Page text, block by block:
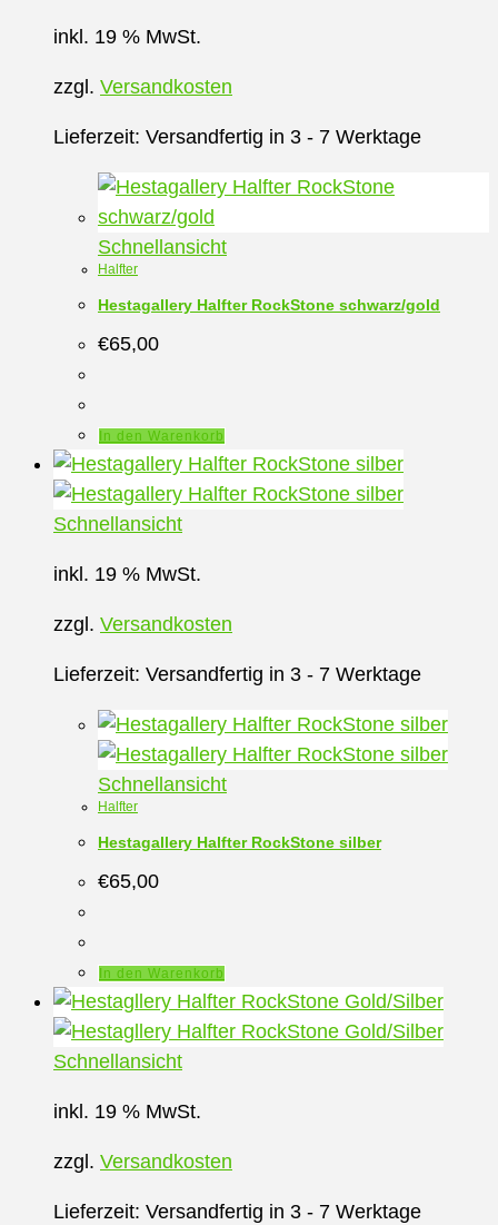
inkl. 19 % MwSt.
zzgl. Versandkosten
Lieferzeit: Versandfertig in 3 - 7 Werktage
Schnellansicht
Halfter
Hestagallery Halfter RockStone schwarz/gold
€65,00
In den Warenkorb
Schnellansicht
inkl. 19 % MwSt.
zzgl. Versandkosten
Lieferzeit: Versandfertig in 3 - 7 Werktage
Schnellansicht
Halfter
Hestagallery Halfter RockStone silber
€65,00
In den Warenkorb
Schnellansicht
inkl. 19 % MwSt.
zzgl. Versandkosten
Lieferzeit: Versandfertig in 3 - 7 Werktage